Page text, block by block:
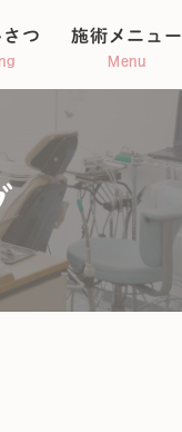
つ 施術メニュー
Menu
宝整体